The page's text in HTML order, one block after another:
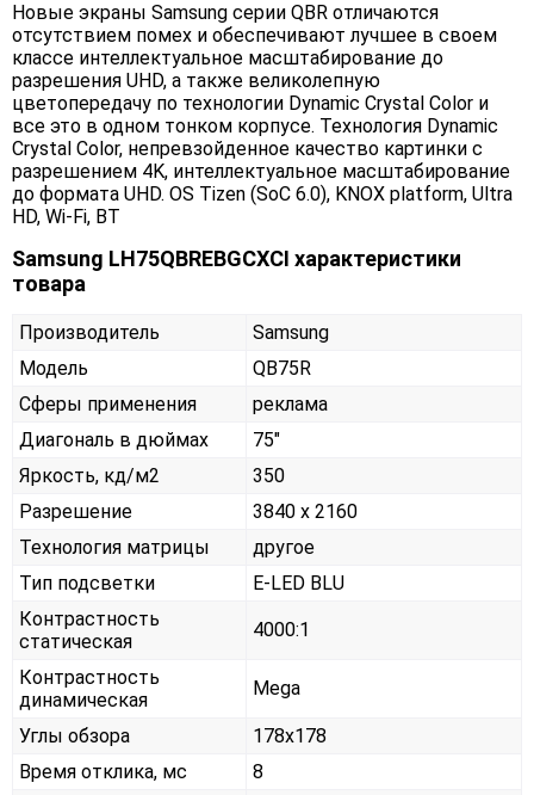
Новые экраны Samsung серии QBR отличаются
отсутствием помех и обеспечивают лучшее в своем
классе интеллектуальное масштабирование до
разрешения UHD, а также великолепную
цветопередачу по технологии Dynamic Crystal Color и
все это в одном тонком корпусе. Технология Dynamic
Crystal Color, непревзойденное качество картинки с
разрешением 4K, интеллектуальное масштабирование
до формата UHD. OS Tizen (SoC 6.0), KNOX platform, Ultra
HD, Wi-Fi, BT
Samsung LH75QBREBGCXCI характеристики
товара
Производитель
Samsung
Модель
QB75R
Сферы применения
реклама
Диагональ в дюймах
75"
Яркость, кд/м2
350
Разрешение
3840 x 2160
Технология матрицы
другое
Тип подсветки
E-LED BLU
Контрастность
статическая
4000:1
Контрастность
динамическая
Mega
Углы обзора
178x178
Время отклика, мс
8